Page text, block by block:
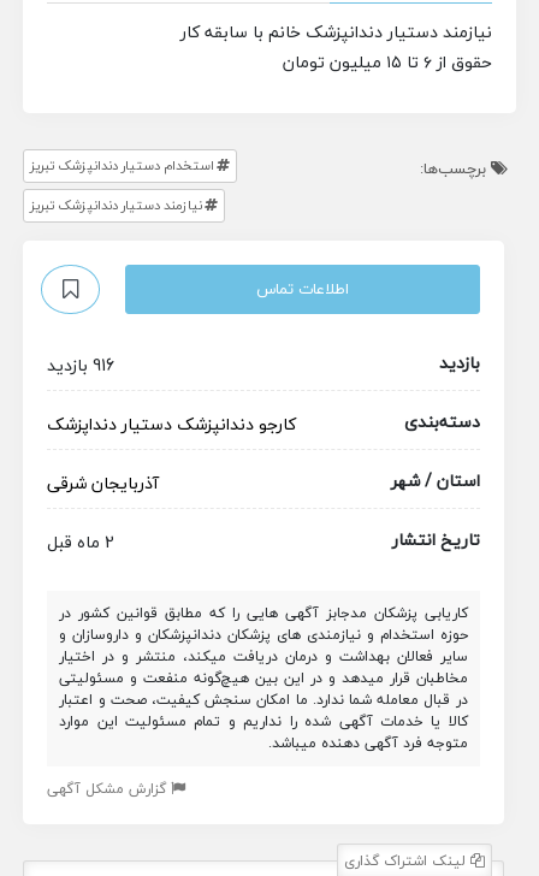
نیازمند دستیار دندانپزشک خانم با سابقه کار
حقوق از ۶ تا ۱۵ میلیون تومان
برچسب‌ها:
استخدام دستیار دندانپزشک تبریز
نیازمند دستیار دندانپزشک تبریز
اطلاعات تماس
بازدید
916 بازدید
دسته‌بندی
کارجودندانپزشک دستیار دنداپزشک
استان / شهر
آذربایجان شرقی
تاریخ انتشار
2 ماه قبل
کاریابی پزشکان مدجابز آگهی هایی را که مطابق قوانین کشور در
حوزه استخدام و نیازمندی های پزشکان دندانپزشکان و داروسازان و
سایر فعالان بهداشت و درمان دریافت میکند، منتشر و در اختیار
مخاطبان قرار میدهد و در این بین هیچ‌گونه منفعت و مسئولیتی
در قبال معامله شما ندارد. ما امکان سنجش کیفیت، صحت و اعتبار
کالا یا خدمات آگهی شده را نداریم و تمام مسئولیت این موارد
متوجه فرد آگهی دهنده میباشد.
گزارش مشکل آگهی
لینک اشتراک گذاری